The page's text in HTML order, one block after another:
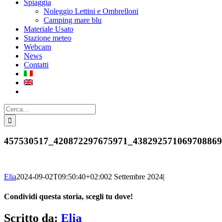
Spiaggia
Noleggio Lettini e Ombrelloni
Camping mare blu
Materiale Usato
Stazione meteo
Webcam
News
Contatti
Cerca
per:
Elia2024-09-02T09:50:40+02:002 Settembre 2024|
Condividi questa storia, scegli tu dove!
Facebook
Twitter
Reddit
LinkedIn
WhatsApp
Tumblr
Pinterest
Vk
Xing
Email
Scritto da: Elia